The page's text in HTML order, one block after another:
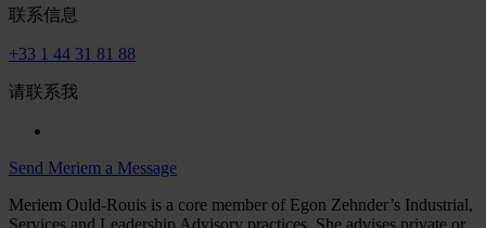
联系信息
+33 1 44 31 81 88
请联系我
Send Meriem a Message
Meriem Ould-Rouis is a core member of Egon Zehnder’s Industrial,
Services and Leadership Advisory practices. She advises private or